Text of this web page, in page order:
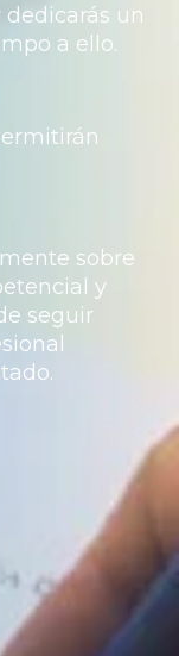
un
a ello.
sobre
y
seguir